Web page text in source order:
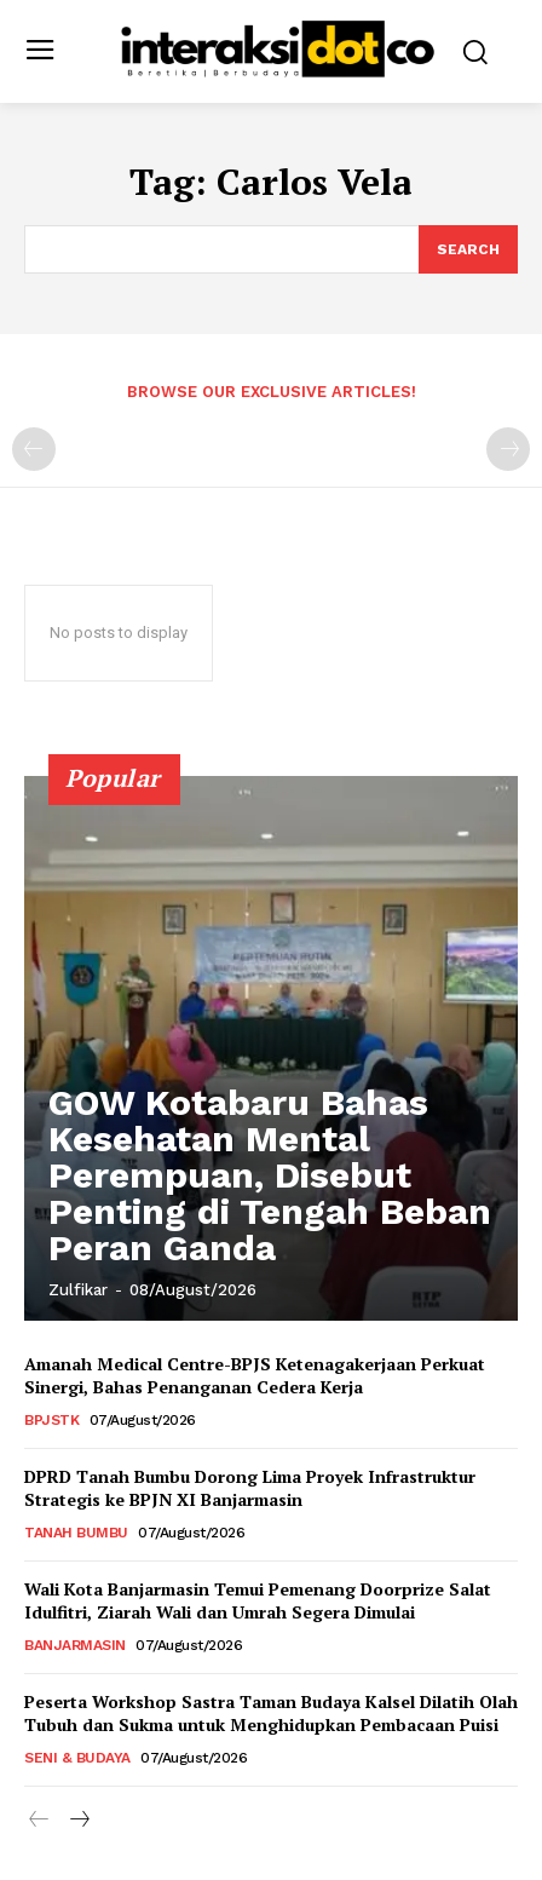
Tag: Carlos Vela
SEARCH
BROWSE OUR EXCLUSIVE ARTICLES!
No posts to display
Popular
GOW Kotabaru Bahas
Kesehatan Mental
Perempuan, Disebut
Penting di Tengah Beban
Peran Ganda
Zulfikar - 08/August/2026
Amanah Medical Centre-BPJS Ketenagakerjaan Perkuat
Sinergi, Bahas Penanganan Cedera Kerja
BPJSTK 07/August/2026
DPRD Tanah Bumbu Dorong Lima Proyek Infrastruktur
Strategis ke BPJN XI Banjarmasin
TANAH BUMBU 07/August/2026
Wali Kota Banjarmasin Temui Pemenang Doorprize Salat
Idulfitri, Ziarah Wali dan Umrah Segera Dimulai
BANJARMASIN 07/August/2026
Peserta Workshop Sastra Taman Budaya Kalsel Dilatih Olah
Tubuh dan Sukma untuk Menghidupkan Pembacaan Puisi
SENI & BUDAYA 07/August/2026